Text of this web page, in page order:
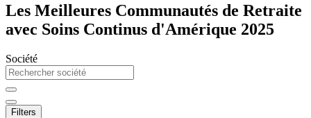
Les Meilleures Communautés de Retraite
avec Soins Continus d'Amérique 2025
Société
Filters